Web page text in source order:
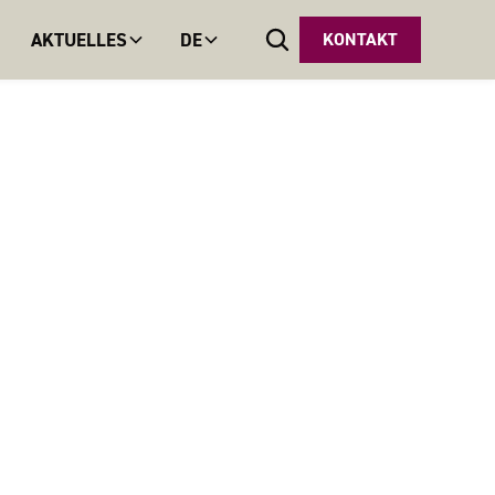
AKTUELLES DE KONTAKT